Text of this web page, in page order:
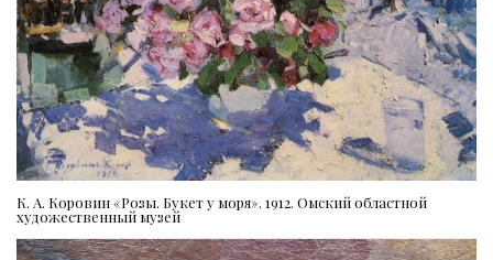
К. А. Коровин «Розы. Букет у моря». 1912. Омский областной
художественный музей